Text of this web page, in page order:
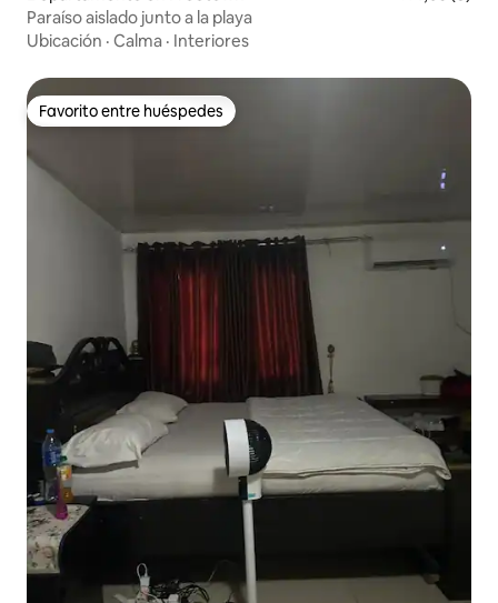
Paraíso aislado junto a la playa
Ubicación · Calma · Interiores
Favorito entre huéspedes
Favorito entre huéspedes